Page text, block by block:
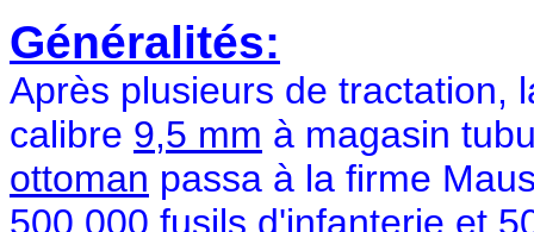
Généralités:
Après plusieurs de tractation,
calibre 9,5 mm à magasin
ottoman passa à la firme
500 000 fusils d'infanterie et